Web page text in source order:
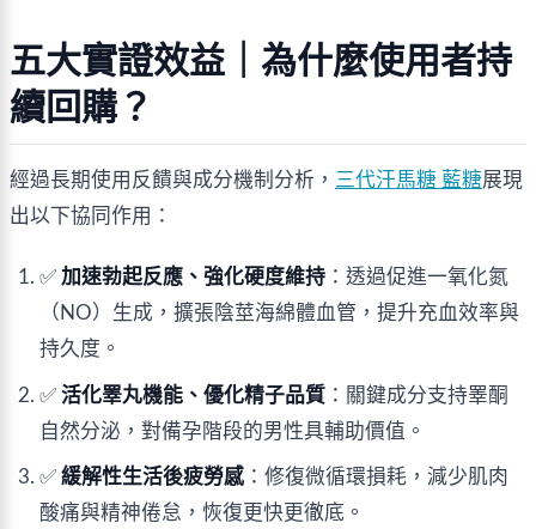
五大實證效益｜為什麼使用者持
續回購？
經過長期使用反饋與成分機制分析， 三代汗馬糖 藍糖展現
出以下協同作用：
✅ 加速勃起反應、強化硬度維持 ：透過促進一氧化氮
（NO）生成，擴張陰莖海綿體血管，提升充血效率與
持久度。
✅ 活化睪丸機能、優化精子品質 ：關鍵成分支持睪酮
自然分泌，對備孕階段的男性具輔助價值。
✅ 緩解性生活後疲勞感 ：修復微循環損耗，減少肌肉
酸痛與精神倦怠，恢復更快更徹底。